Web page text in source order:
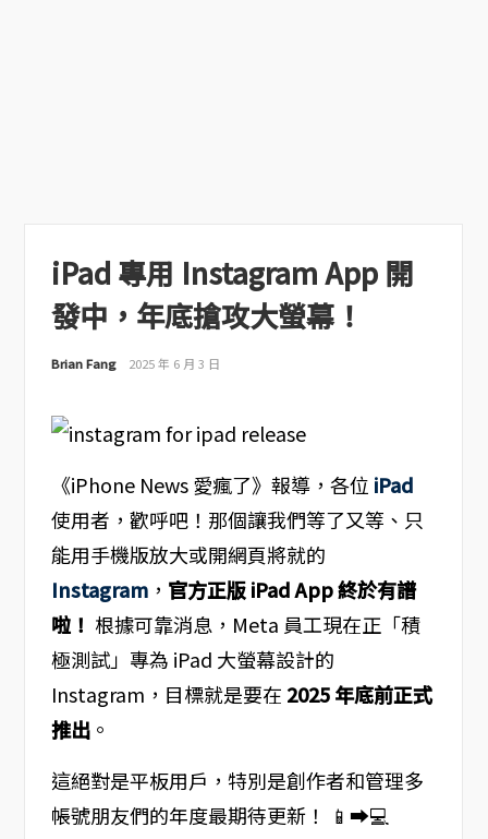
iPad 專用 Instagram App 開
發中，年底搶攻大螢幕！
Brian Fang 2025 年 6 月 3 日
《iPhone News 愛瘋了》報導，各位 iPad
使用者，歡呼吧！那個讓我們等了又等、只
能用手機版放大或開網頁將就的
Instagram， 官方正版 iPad App 終於有譜
啦！ 根據可靠消息，Meta 員工現在正「積
極測試」專為 iPad 大螢幕設計的
Instagram，目標就是要在 2025 年底前正式
推出。
這絕對是平板用戶，特別是創作者和管理多
帳號朋友們的年度最期待更新！ 📱➡️💻